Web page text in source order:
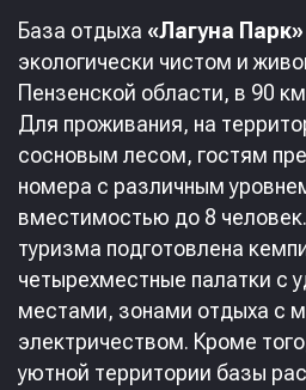
База отдыха «Лагуна Парк»
экологически чистом и
Пензенской области, в 90
Для проживания, на
сосновым лесом, гостям
номера с различным
вместимостью до 8
туризма подготовлена
четырехместные палатки с
местами, зонами отдыха с
электричеством. Кроме
уютной территории базы